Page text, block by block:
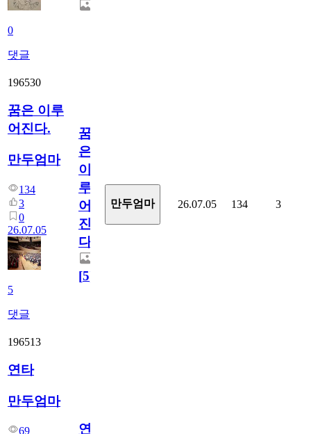
0
댓글
196530
꿈은 이루
어진다.
만두엄마
134
3
0
26.07.05
5
댓글
꿈
은
이
루
어
진
다.
[5]
만두엄마 26.07.05 134 3
196513
연타
만두엄마
69
연